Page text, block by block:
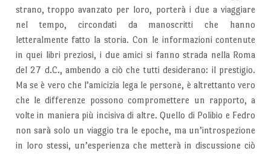
strano, troppo avanzato per loro, porterà i due a viaggiare
nel tempo, circondati da manoscritti che hanno
letteralmente fatto la storia. Con le informazioni contenute
in quei libri preziosi, i due amici si fanno strada nella Roma
del 27 d.C., ambendo a ciò che tutti desiderano: il prestigio.
Ma se è vero che l’amicizia lega le persone, è altrettanto vero
che le differenze possono compromettere un rapporto, a
volte in maniera più incisiva di altre. Quello di Polibio e Fedro
non sarà solo un viaggio tra le epoche, ma un’introspezione
in loro stessi, un’esperienza che metterà in discussione ciò